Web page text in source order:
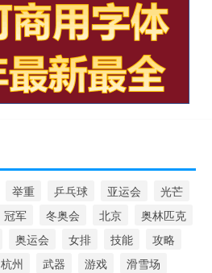
举重 乒乓球 亚运会
光芒
冠军 冬奥会 北京
奥林匹克
奥运会 女排 技能
攻略
杭州 武器 游戏
滑雪场